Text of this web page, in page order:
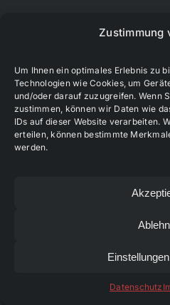
Zustimmung
Um Ihnen ein optimales Erlebnis zu
Technologien wie Cookies, um
und/oder darauf zuzugreifen. Wenn
zustimmen, können wir Daten wie
IDs auf dieser Website verarbeiten.
erteilen, können bestimmte
werden.
Datenschutz
Schon zwei
Vertreibung
Deutschland
„Schigo“
spielten am